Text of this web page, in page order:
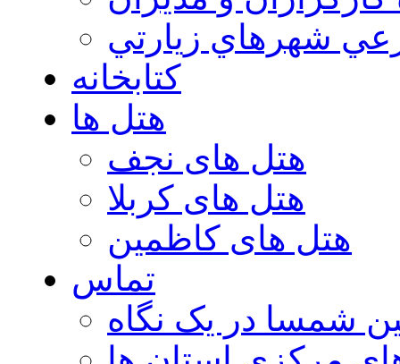
شهرهاي زيارتي
کتابخانه
هتل ها
هتل های نجف
هتل های کربلا
هتل های کاظمین
تماس
شمسا در یک نگاه